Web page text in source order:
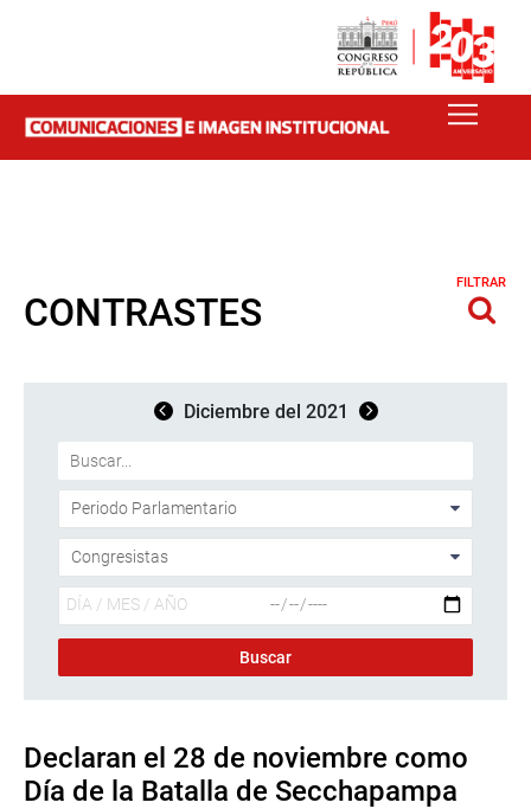
CONTRASTES
FILTRAR
Diciembre del 2021
Declaran el 28 de noviembre como
Día de la Batalla de Secchapampa